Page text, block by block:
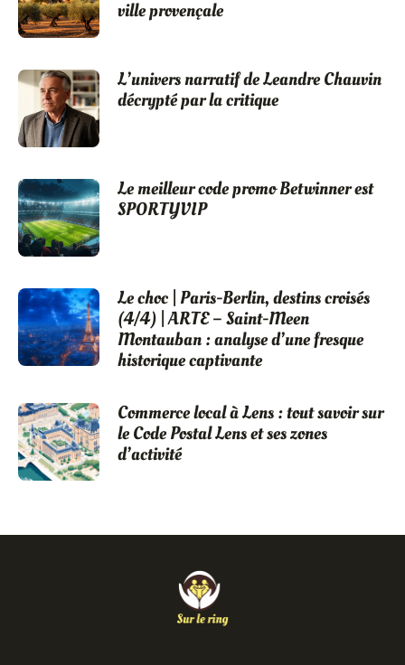
ville provençale
L’univers narratif de Leandre Chauvin
décrypté par la critique
Le meilleur code promo Betwinner est
SPORTYVIP
Le choc | Paris-Berlin, destins croisés
(4/4) | ARTE – Saint-Meen
Montauban : analyse d’une fresque
historique captivante
Commerce local à Lens : tout savoir sur
le Code Postal Lens et ses zones
d’activité